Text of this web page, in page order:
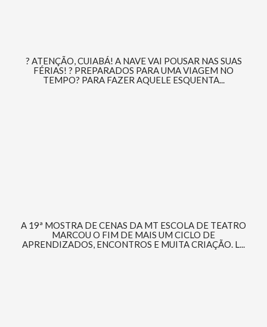
? ATENÇÃO, CUIABÁ! A NAVE VAI POUSAR NAS SUAS
FÉRIAS! ? PREPARADOS PARA UMA VIAGEM NO
TEMPO? PARA FAZER AQUELE ESQUENTA...
A 19ª MOSTRA DE CENAS DA MT ESCOLA DE TEATRO
MARCOU O FIM DE MAIS UM CICLO DE
APRENDIZADOS, ENCONTROS E MUITA CRIAÇÃO. L...